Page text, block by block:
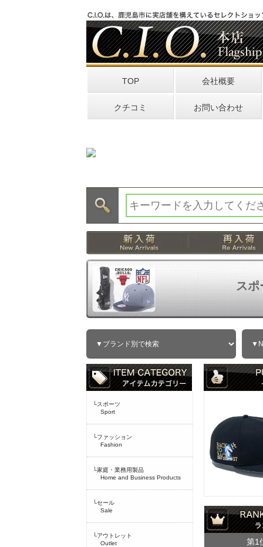
TOP 会社概要
クチコミ お問い合わせ
スポ
└スポーツ
Sport
└ファッション
Fashion
└家庭・業務用製品
Home and Business Products
└セール
Sale
└アウトレット
Outlet
第1